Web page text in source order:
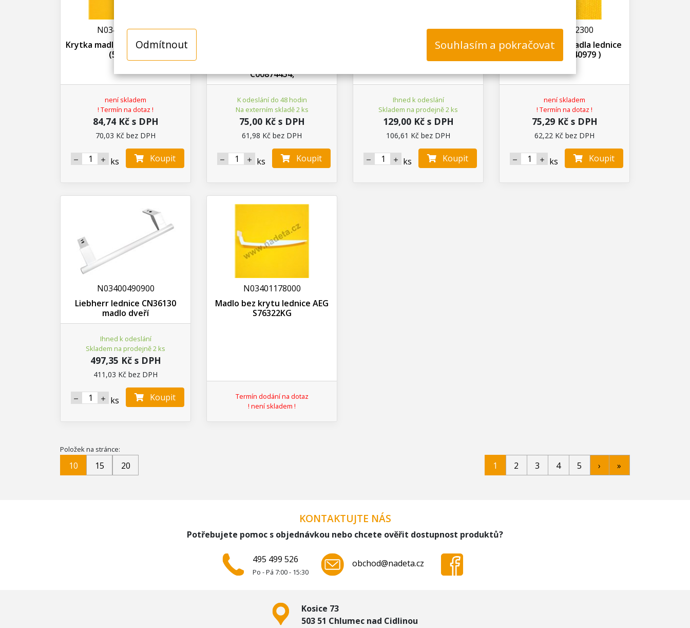
Souhlasím a pokračovat
Odmítnout
N03400302200
Krytka madla, lednice Gorenje
(540979)
není skladem
! Termín na dotaz !
84,74 Kč s DPH
70,03 Kč bez DPH
ks Koupit
C00874454,
K odeslání do 48 hodin
Na externím skladě 2 ks
75,00 Kč s DPH
61,98 Kč bez DPH
ks Koupit
N03401177200
Krytka šroubu madla lednice
Ihned k odeslání
Skladem na prodejně 2 ks
129,00 Kč s DPH
106,61 Kč bez DPH
ks Koupit
N03400302300
Krytka štoubu madla lednice
Gorenje ( 540979 )
není skladem
! Termín na dotaz !
75,29 Kč s DPH
62,22 Kč bez DPH
ks Koupit
N03400490900
Liebherr lednice CN36130
madlo dveří
Ihned k odeslání
Skladem na prodejně 2 ks
497,35 Kč s DPH
411,03 Kč bez DPH
ks Koupit
N03401178000
Madlo bez krytu lednice AEG
S76322KG
Termín dodání na dotaz
! není skladem !
Položek na stránce:
10 15 20 1 2 3 4 5 › »
KONTAKTUJTE NÁS
Potřebujete pomoc s objednávkou nebo chcete ověřit dostupnost produktů?
495 499 526
Po - Pá 7:00 - 15:30
obchod@nadeta.cz
Kosice 73
503 51 Chlumec nad Cidlinou